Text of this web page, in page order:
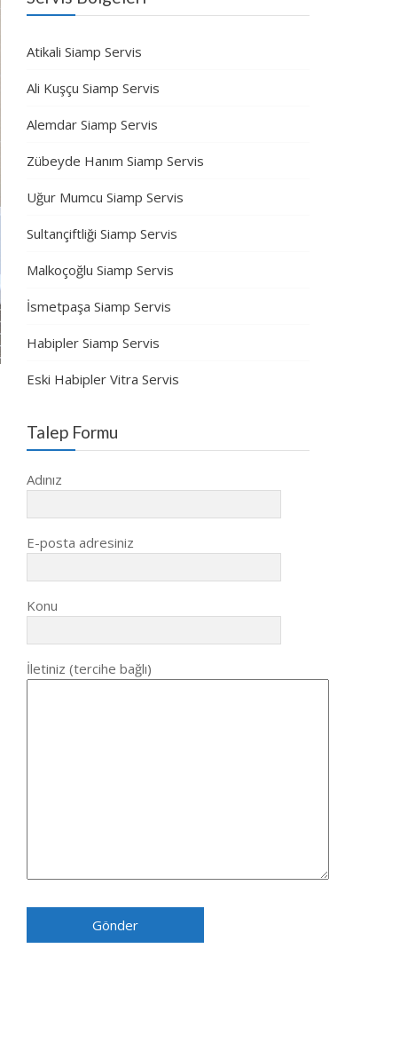
Atikali Siamp Servis
Ali Kuşçu Siamp Servis
Alemdar Siamp Servis
Zübeyde Hanım Siamp Servis
Uğur Mumcu Siamp Servis
Sultançiftliği Siamp Servis
Malkoçoğlu Siamp Servis
İsmetpaşa Siamp Servis
Habipler Siamp Servis
Eski Habipler Vitra Servis
Talep Formu
Adınız
E-posta adresiniz
Konu
İletiniz (tercihe bağlı)